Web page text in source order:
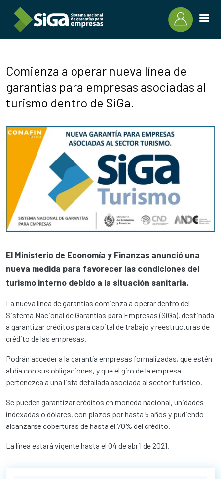
Pasar al contenido principal
Comienza a operar nueva línea de
garantías para empresas asociadas al
turismo dentro de SiGa.
El Ministerio de Economía y Finanzas anunció una
nueva medida para favorecer las condiciones del
turismo interno debido a la situación sanitaria.
La nueva línea de garantías comienza a operar dentro del
Sistema Nacional de Garantías para Empresas (SiGa), destinada
a garantizar créditos para capital de trabajo y reestructuras de
crédito de las empresas.
Podrán acceder a la garantía empresas formalizadas, que estén
al día con sus obligaciones, y que el giro de la empresa
pertenezca a una lista detallada asociada al sector turístico.
Se pueden garantizar créditos en moneda nacional, unidades
indexadas o dólares, con plazos por hasta 5 años y pudiendo
alcanzarse coberturas de hasta el 70% del crédito.
La línea estará vigente hasta el 04 de abril de 2021.